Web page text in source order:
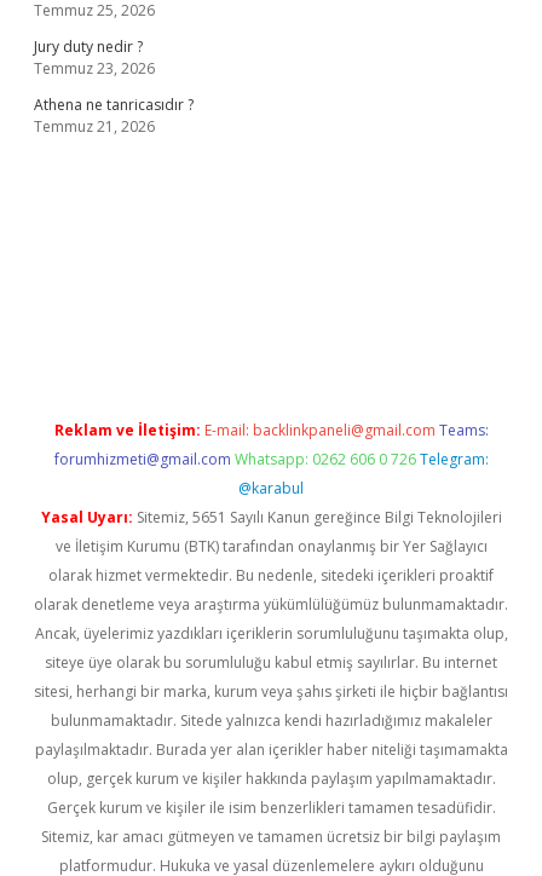
Temmuz 25, 2026
Jury duty nedir ?
Temmuz 23, 2026
Athena ne tanricasıdır ?
Temmuz 21, 2026
Reklam ve İletişim: E-mail: backlinkpaneli@gmail.com Teams:
forumhizmeti@gmail.com Whatsapp: 0262 606 0 726 Telegram:
@karabul
Yasal Uyarı: Sitemiz, 5651 Sayılı Kanun gereğince Bilgi Teknolojileri
ve İletişim Kurumu (BTK) tarafından onaylanmış bir Yer Sağlayıcı
olarak hizmet vermektedir. Bu nedenle, sitedeki içerikleri proaktif
olarak denetleme veya araştırma yükümlülüğümüz bulunmamaktadır.
Ancak, üyelerimiz yazdıkları içeriklerin sorumluluğunu taşımakta olup,
siteye üye olarak bu sorumluluğu kabul etmiş sayılırlar. Bu internet
sitesi, herhangi bir marka, kurum veya şahıs şirketi ile hiçbir bağlantısı
bulunmamaktadır. Sitede yalnızca kendi hazırladığımız makaleler
paylaşılmaktadır. Burada yer alan içerikler haber niteliği taşımamakta
olup, gerçek kurum ve kişiler hakkında paylaşım yapılmamaktadır.
Gerçek kurum ve kişiler ile isim benzerlikleri tamamen tesadüfidir.
Sitemiz, kar amacı gütmeyen ve tamamen ücretsiz bir bilgi paylaşım
platformudur. Hukuka ve yasal düzenlemelere aykırı olduğunu